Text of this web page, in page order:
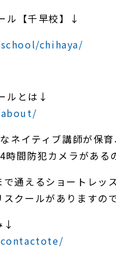
ル【千早校】↓
chihaya/
ルとは↓
ネイティブ講師が保
間防犯カメラがある
で通えるショートレッ
スクールがあります
↓